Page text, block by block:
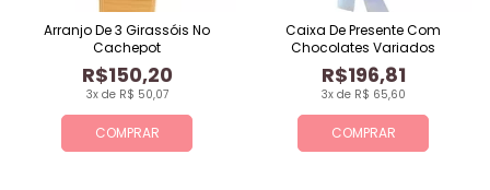
COMPRAR
3x de R$ 50,07
R$150,20
Arranjo De 3 Girassóis No
Cachepot
COMPRAR
3x de R$ 65,60
R$196,81
Caixa De Presente Com
Chocolates Variados